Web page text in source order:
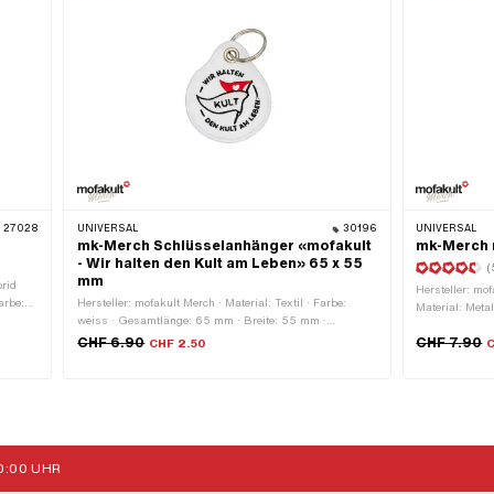
27028 UNIVERSAL 30196
mk-Merch Schlüsselanhänger «mofakult
- Wir halten den Kult am Leben» 65 x 55
mm
Hersteller: mofakult Merch · Material: Textil · Farbe:
weiss · Gesamtlänge: 65 mm · Breite: 55 mm ·
Verschlussart: Schlüsselring
CHF 6.90 CHF 2.50
UNIVERSAL
mk-
Hersteller:
Material:
CHF 7.90
UHR